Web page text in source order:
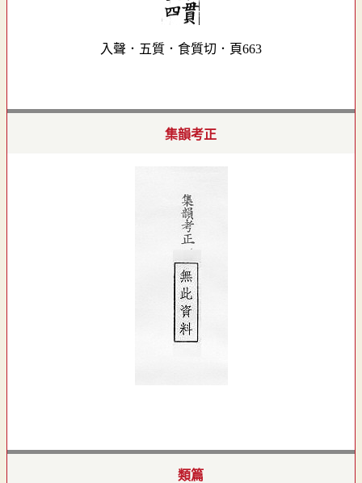
入聲．五質．食質切．頁663
集韻考正
類篇